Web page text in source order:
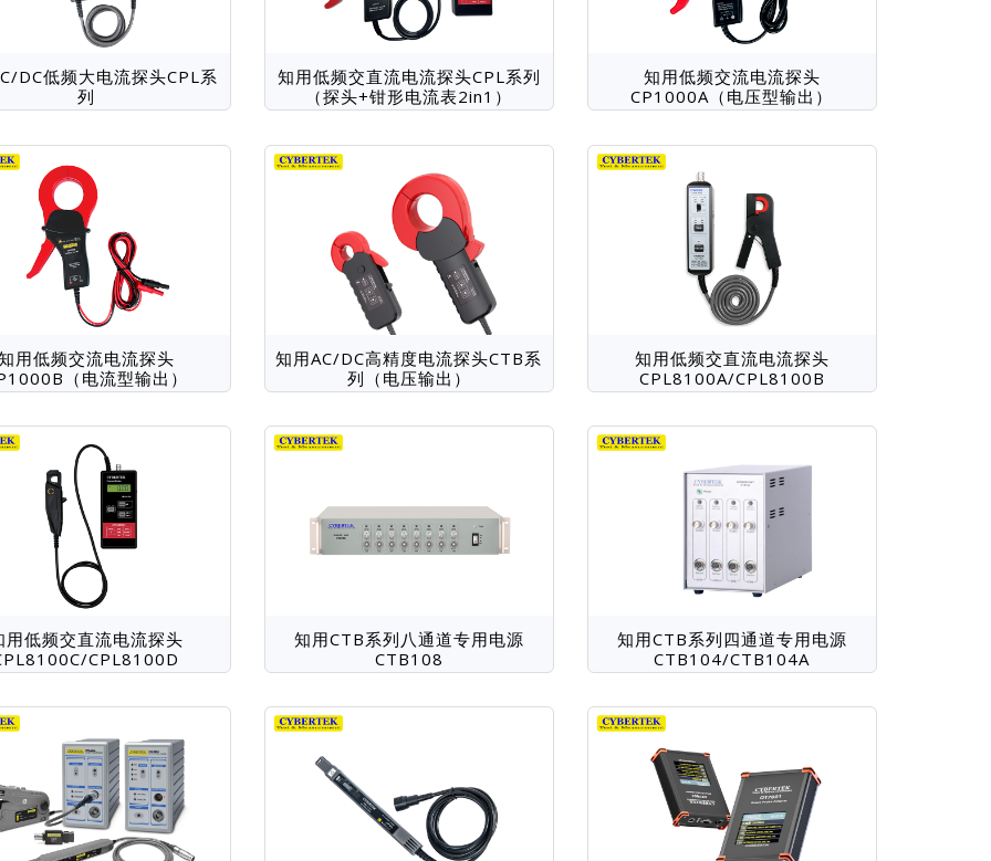
DC低频大电流探头CPL系
列
知用低频交直流电流探头CPL系列
（探头+钳形电流表2in1）
知用低频交流电流探头
CP1000A（电压型输出）
用低频交流电流探头
（电流型输出）
知用AC/DC高精度电流探头CTB系
列（电压输出）
知用低频交直流电流探头
CPL8100A/CPL8100B
用低频交直流电流探头
CPL8100D
知用CTB系列八通道专用电源
CTB108
知用CTB系列四通道专用电源
CTB104/CTB104A